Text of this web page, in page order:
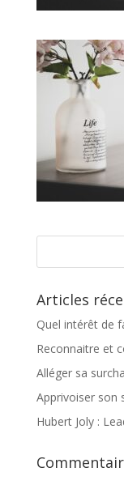
Articles
Quel intérêt de
Reconnaitre et
Alléger sa
Apprivoiser son
Hubert Joly :